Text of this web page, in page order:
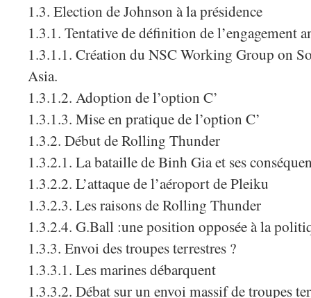
1.3. Election de Johnson à la présidence
1.3.1. Tentative de définition de l’engagement
1.3.1.1. Création du NSC Working Group on
Asia.
1.3.1.2. Adoption de l’option C’
1.3.1.3. Mise en pratique de l’option C’
1.3.2. Début de Rolling Thunder
1.3.2.1. La bataille de Binh Gia et ses
1.3.2.2. L’attaque de l’aéroport de Pleiku
1.3.2.3. Les raisons de Rolling Thunder
1.3.2.4. G.Ball :une position opposée à la
1.3.3. Envoi des troupes terrestres ?
1.3.3.1. Les marines débarquent
1.3.3.2. Débat sur un envoi massif de troupes